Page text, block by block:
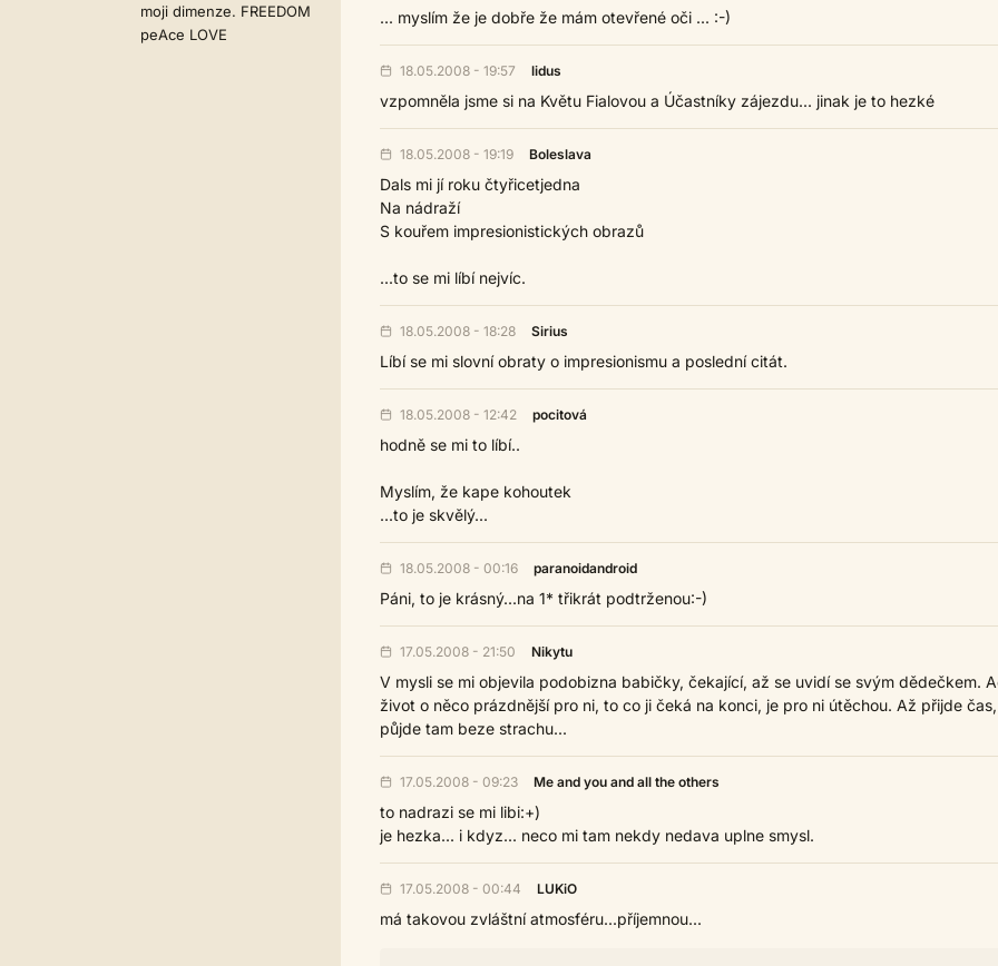
moji dimenze. FREEDOM
peAce LOVE
... myslím že je dobře že mám otevřené oči ... :-)
18.05.2008 - 19:57 lidus
vzpomněla jsme si na Květu Fialovou a Účastníky zájezdu... jinak je to hezké
18.05.2008 - 19:19 Boleslava
Dals mi jí roku čtyřicetjedna
Na nádraží
S kouřem impresionistických obrazů
...to se mi líbí nejvíc.
18.05.2008 - 18:28 Sirius
Líbí se mi slovní obraty o impresionismu a poslední citát.
18.05.2008 - 12:42 pocitová
hodně se mi to líbí..
Myslím, že kape kohoutek
...to je skvělý...
18.05.2008 - 00:16 paranoidandroid
Páni, to je krásný...na 1* třikrát podtrženou:-)
17.05.2008 - 21:50 Nikytu
V mysli se mi objevila podobizna babičky, čekající, až se uvidí se svým dědečkem.
život o něco prázdnější pro ni, to co ji čeká na konci, je pro ni útěchou. Až přijde čas,
půjde tam beze strachu...
17.05.2008 - 09:23 Me and you and all the others
to nadrazi se mi libi:+)
je hezka... i kdyz... neco mi tam nekdy nedava uplne smysl.
17.05.2008 - 00:44 LUKiO
má takovou zvláštní atmosféru...příjemnou...